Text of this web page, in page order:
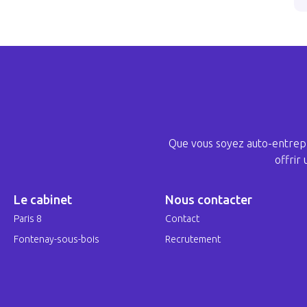
Que vous soyez auto-
offrir
Le cabinet
Paris 8
Fontenay-sous-bois
Nous contacter
Contact
Recrutement